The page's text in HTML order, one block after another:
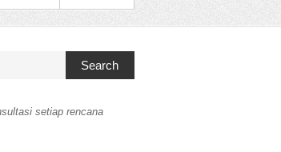
Search
setiap rencana